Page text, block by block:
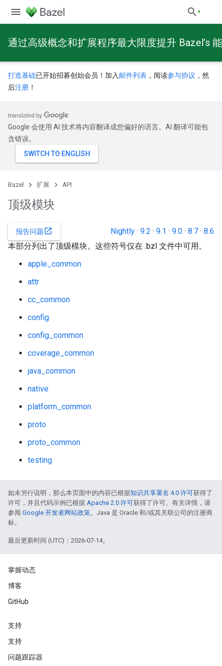
通过高级概念和扩展程序最大限度提升 Bazel’s
打造基础已开始招募创始会员！加入 邮件列表 ，阅读参与协议 ，然
后注册 ！
Google 会使用 AI 技术将内容翻译成您偏好的语言。AI 翻译可能包
含错误。
Bazel 扩展 API
顶级模块
报告问题open_in_new Nightly · 9.2 · 9.1 · 9.0 · 8.7 · 8.6
本部分列出了顶级模块。这些符号仅在 .bzl 文件中可用。
apple_common
attr
cc_common
config
config_common
coverage_common
java_common
native
platform_common
proto
proto_common
testing
如未另行说明，那么本页面中的内容已根据知识共享署名 4.0 许可获得了
许可，并且代码示例已根据 Apache 2.0 许可获得了许可。有关详情，请
参阅 Google 开发者网站政策。Java 是 Oracle 和/或其关联公司的注册商
标。
最后更新时间 (UTC)：2026-07-14。
掌握动态
博客
GitHub
支持
支持
问题跟踪器